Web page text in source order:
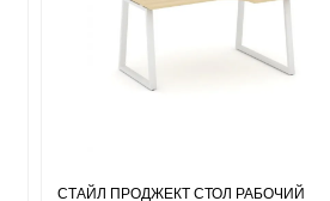
СТАЙЛ ПРОДЖЕКТ СТОЛ РАБОЧИЙ